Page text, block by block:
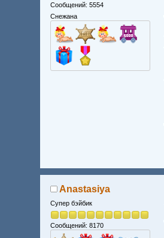
Сообщений: 5554
Снежана
Anastasiya
Супер бэйбик
Сообщений: 8170